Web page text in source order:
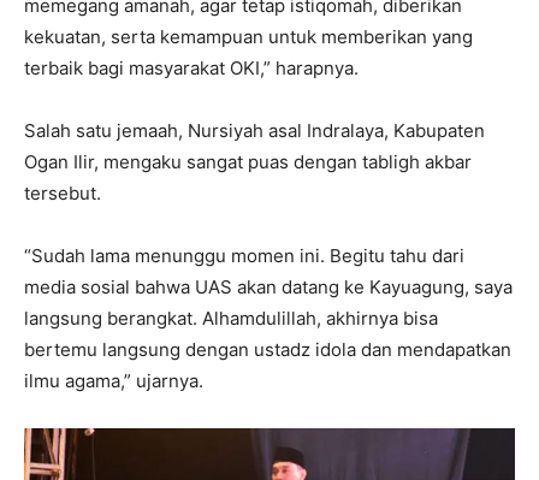
memegang amanah, agar tetap istiqomah, diberikan
kekuatan, serta kemampuan untuk memberikan yang
terbaik bagi masyarakat OKI,” harapnya.
Salah satu jemaah, Nursiyah asal Indralaya, Kabupaten
Ogan Ilir, mengaku sangat puas dengan tabligh akbar
tersebut.
“Sudah lama menunggu momen ini. Begitu tahu dari
media sosial bahwa UAS akan datang ke Kayuagung, saya
langsung berangkat. Alhamdulillah, akhirnya bisa
bertemu langsung dengan ustadz idola dan mendapatkan
ilmu agama,” ujarnya.